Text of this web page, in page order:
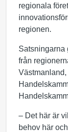
regionala
regionen.
Satsningarna
från
– Det här är
behov här